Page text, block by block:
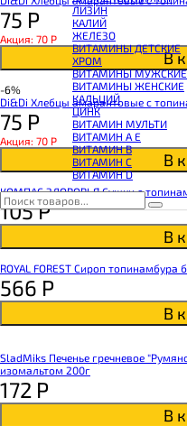
КРЕАТИН
ПОЛЕЗНЫЕ ЖИРЫ
ПРОТЕИН
ПРОТЕИНОВОЕ
ПРОТЕИНОВЫЕ
ПРОТЕИНОВЫЕ КАШИ
ТЕСТОБУСТЕРЫ
ЦИТРУЛЛИН МАЛАТ
ЭНЕРГЕТИКИ И
ЛИЗИН
КАЛИЙ
ЖЕЛЕЗО
ВИТАМИНЫ ДЕТСКИЕ
ХРОМ
ВИТАМИНЫ МУЖСКИЕ
ВИТАМИНЫ ЖЕНСКИЕ
КАЛЬЦИЙ
ЦИНК
ВИТАМИН МУЛЬТИ
ВИТАМИН A E
ВИТАМИН B
ВИТАМИН C
ВИТАМИН D
75 Р
Акция: 70 Р
В
-6%
Di&Di Хлебцы амарантовые с
75 Р
Акция: 70 Р
В
КОМПАС ЗДОРОВЬЯ Сушки с
105Р
В
ROYAL FOREST Сироп топинамбура
566 Р
В
SladMiks Печенье гречневое
изомальтом 200г
172 Р
В